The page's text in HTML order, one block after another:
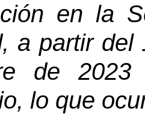
en la
a partir
de
lo que